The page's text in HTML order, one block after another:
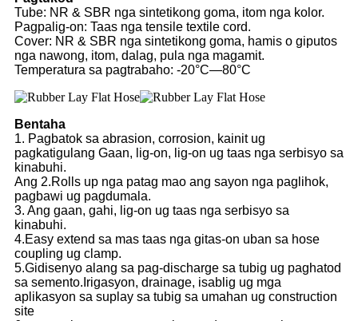
Tube: NR & SBR nga sintetikong goma, itom nga kolor.
Pagpalig-on: Taas nga tensile textile cord.
Cover: NR & SBR nga sintetikong goma, hamis o giputos
nga nawong, itom, dalag, pula nga magamit.
Temperatura sa pagtrabaho: -20°C—80°C
Bentaha
1. Pagbatok sa abrasion, corrosion, kainit ug
pagkatigulang Gaan, lig-on, lig-on ug taas nga serbisyo sa
kinabuhi.
Ang 2.Rolls up nga patag mao ang sayon ​​nga paglihok,
pagbawi ug pagdumala.
3. Ang gaan, gahi, lig-on ug taas nga serbisyo sa
kinabuhi.
4.Easy extend sa mas taas nga gitas-on uban sa hose
coupling ug clamp.
5.Gidisenyo alang sa pag-discharge sa tubig ug paghatod
sa semento.Irigasyon, drainage, isablig ug mga
aplikasyon sa suplay sa tubig sa umahan ug construction
site